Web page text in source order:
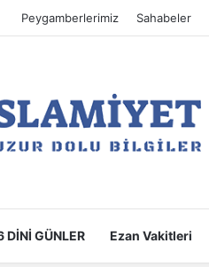
Peygamberlerimiz Sahabeler
DİNİ GÜNLER Ezan Vakitleri